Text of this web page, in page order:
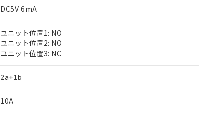
DC5V 6mA
ユニット位置1: NO
ユニット位置2: NO
ユニット位置3: NC
2a+1b
10A
ご利用条件
以下の条件をお読みいただき、同意のうえご利用ください
※1 対応状況
対応済み：EU RoHS指令（10物質）の非含有に対応
対応予定：EU RoHS指令（10物質）の非含有に対応した
対応予定なし：EU RoHS指令（10物質）の非含有に非
非該当品：ライセンス料など無形物で、有害物質有無と関
仕入先様の事情により、非含有部品としていたものが、
があります。
※1 中国RoHS○×表